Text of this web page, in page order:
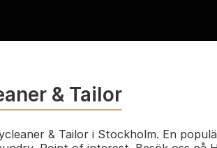
& Tailor
& Tailor i Stockholm. En